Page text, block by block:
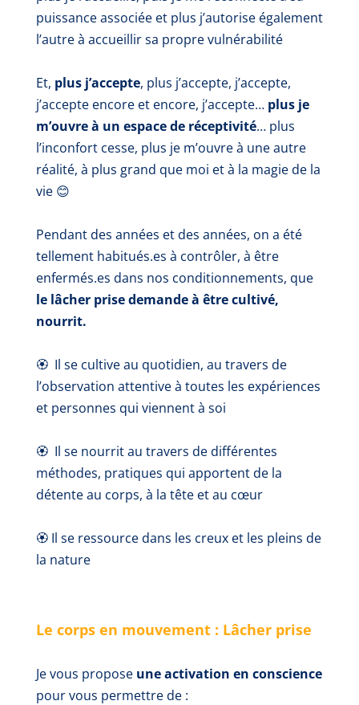
puissance associée et plus j’autorise également
l’autre à accueillir sa propre vulnérabilité
Et, plus j’accepte, plus j’accepte, j’accepte,
j’accepte encore et encore, j’accepte… plus je
m’ouvre à un espace de réceptivité… plus
l’inconfort cesse, plus je m’ouvre à une autre
réalité, à plus grand que moi et à la magie de la
vie 😊
Pendant des années et des années, on a été
tellement habitués.es à contrôler, à être
enfermés.es dans nos conditionnements, que
le lâcher prise demande à être cultivé,
nourrit.
🏵️Il se cultive au quotidien, au travers de
l’observation attentive à toutes les expériences
et personnes qui viennent à soi
🏵️Il se nourrit au travers de différentes
méthodes, pratiques qui apportent de la
détente au corps, à la tête et au cœur
🏵️ Il se ressource dans les creux et les pleins de
la nature
Le corps en mouvement : Lâcher prise
Je vous propose une activation en conscience
pour vous permettre de :